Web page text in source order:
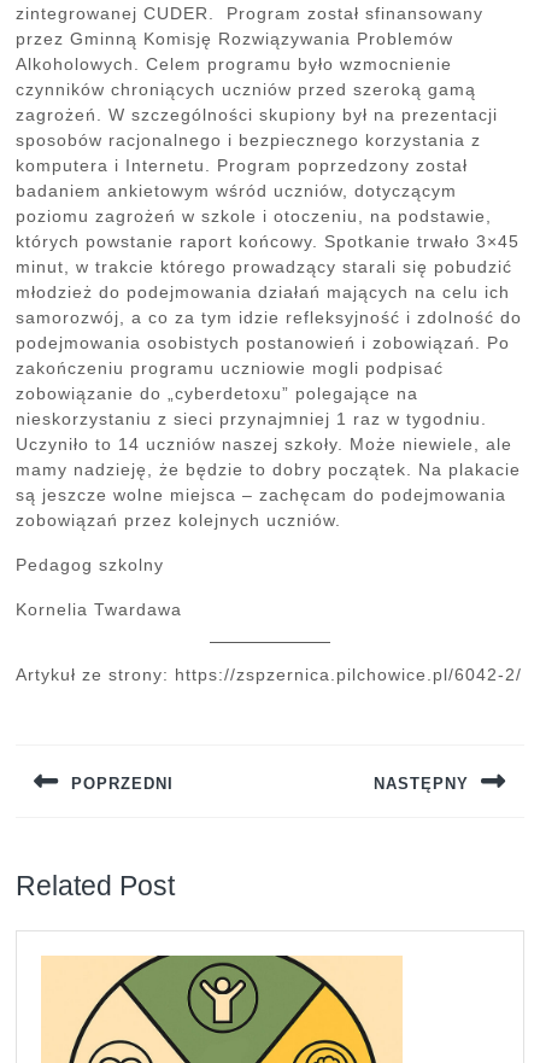
zintegrowanej CUDER. Program został sfinansowany
przez Gminną Komisję Rozwiązywania Problemów
Alkoholowych. Celem programu było wzmocnienie
czynników chroniących uczniów przed szeroką gamą
zagrożeń. W szczególności skupiony był na prezentacji
sposobów racjonalnego i bezpiecznego korzystania z
komputera i Internetu. Program poprzedzony został
badaniem ankietowym wśród uczniów, dotyczącym
poziomu zagrożeń w szkole i otoczeniu, na podstawie,
których powstanie raport końcowy. Spotkanie trwało 3×45
minut, w trakcie którego prowadzący starali się pobudzić
młodzież do podejmowania działań mających na celu ich
samorozwój, a co za tym idzie refleksyjność i zdolność do
podejmowania osobistych postanowień i zobowiązań. Po
zakończeniu programu uczniowie mogli podpisać
zobowiązanie do „cyberdetoxu” polegające na
nieskorzystaniu z sieci przynajmniej 1 raz w tygodniu.
Uczyniło to 14 uczniów naszej szkoły. Może niewiele, ale
mamy nadzieję, że będzie to dobry początek. Na plakacie
są jeszcze wolne miejsca – zachęcam do podejmowania
zobowiązań przez kolejnych uczniów.
Pedagog szkolny
Kornelia Twardawa
Artykuł ze strony: https://zspzernica.pilchowice.pl/6042-2/
POPRZEDNI NASTĘPNY
Related Post